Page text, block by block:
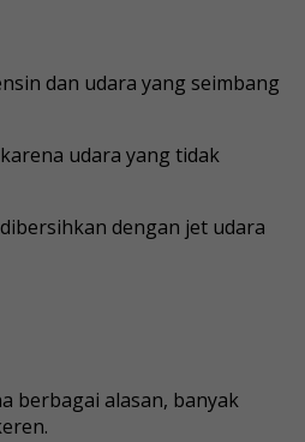
dan udara yang seimbang
udara yang tidak
dengan jet udara
berbagai alasan, banyak